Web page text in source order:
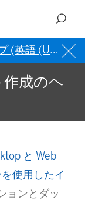
英語 (US)) を
作成のヘ
と Web
使用したイ
ョンとダッ